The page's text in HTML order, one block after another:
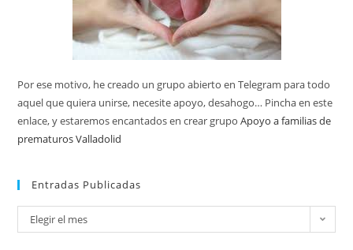
Por ese motivo, he creado un grupo abierto en Telegram para todo
aquel que quiera unirse, necesite apoyo, desahogo… Pincha en este
enlace, y estaremos encantados en crear grupoApoyo a familias de
prematuros Valladolid
Entradas Publicadas
Elegir el mes